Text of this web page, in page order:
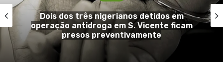
Dois dos três nigerianos detidos em
operação antidroga em S. Vicente ficam
presos preventivamente